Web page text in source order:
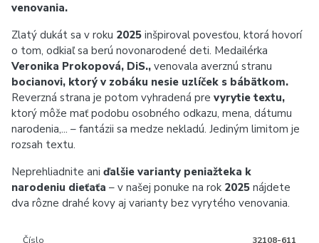
venovania.
Zlatý dukát sa v roku 2025 inšpiroval povesťou, ktorá hovorí
o tom, odkiaľ sa berú novonarodené deti. Medailérka
Veronika Prokopová, DiS., venovala averznú stranu
bocianovi, ktorý v zobáku nesie uzlíček s bábätkom.
Reverzná strana je potom vyhradená pre vyrytie textu,
ktorý môže mať podobu osobného odkazu, mena, dátumu
narodenia,... – fantázii sa medze nekladú. Jediným limitom je
rozsah textu.
Neprehliadnite ani ďalšie varianty peniažteka k
narodeniu dieťaťa – v našej ponuke na rok 2025 nájdete
dva rôzne drahé kovy aj varianty bez vyrytého venovania.
Číslo 32108-611